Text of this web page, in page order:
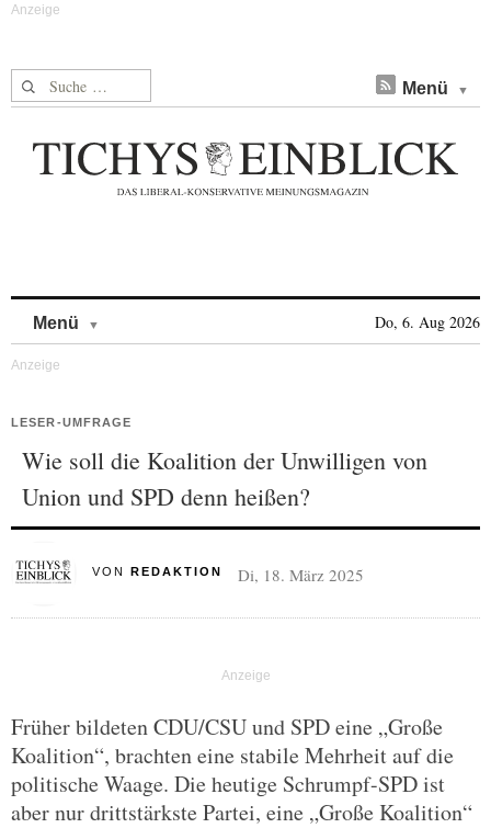
Suche nach: Menü
Menü Do, 6. Aug 2026
LESER-UMFRAGE
Wie soll die Koalition der Unwilligen von
Union und SPD denn heißen?
VON REDAKTION Di, 18. März 2025
Früher bildeten CDU/CSU und SPD eine „Große
Koalition“, brachten eine stabile Mehrheit auf die
politische Waage. Die heutige Schrumpf-SPD ist
aber nur drittstärkste Partei, eine „Große Koalition“